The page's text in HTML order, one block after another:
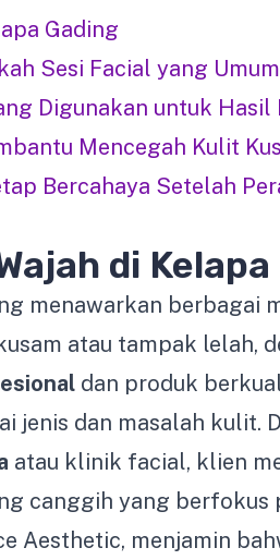
Gading
Sesi Facial yang Umum
Digunakan untuk Hasil
Mencegah Kulit
Bercahaya Setelah
di Kelapa
menawarkan berbagai
atau tampak lelah,
dan produk
jenis dan masalah kulit.
atau klinik facial, klien
canggih yang berfokus
Aesthetic, menjamin